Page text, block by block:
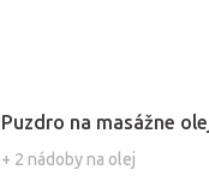
Puzdro na masážne
+ 2 nádoby na olej
hodnotenie
produktu
je